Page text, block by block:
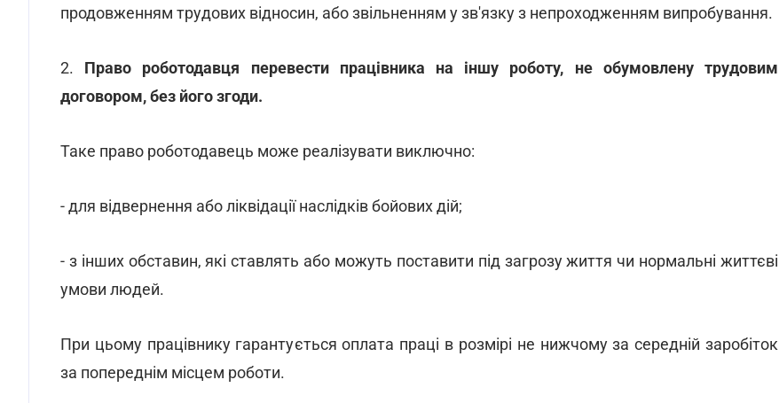
продовженням трудових відносин, або звільненням у зв'язку з непроходженням випробування.
2. Право роботодавця перевести працівника на іншу роботу, не обумовлену трудовим
договором, без його згоди.
Таке право роботодавець може реалізувати виключно:
- для відвернення або ліквідації наслідків бойових дій;
- з інших обставин, які ставлять або можуть поставити під загрозу життя чи нормальні життєві
умови людей.
При цьому працівнику гарантується оплата праці в розмірі не нижчому за середній заробіток
за попереднім місцем роботи.